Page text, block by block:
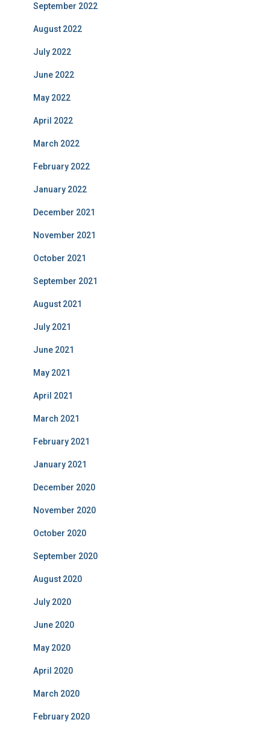
September 2022
August 2022
July 2022
June 2022
May 2022
April 2022
March 2022
February 2022
January 2022
December 2021
November 2021
October 2021
September 2021
August 2021
July 2021
June 2021
May 2021
April 2021
March 2021
February 2021
January 2021
December 2020
November 2020
October 2020
September 2020
August 2020
July 2020
June 2020
May 2020
April 2020
March 2020
February 2020